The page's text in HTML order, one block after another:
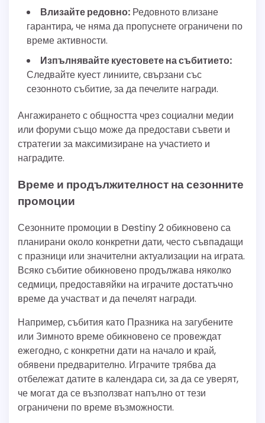
Влизайте редовно: Редовното влизане
гарантира, че няма да пропуснете ограничени по
време активности.
Изпълнявайте куестовете на събитието:
Следвайте куест линиите, свързани със
сезонното събитие, за да печелите награди.
Ангажирането с общността чрез социални медии
или форуми също може да предостави съвети и
стратегии за максимизиране на участието и
наградите.
Време и продължителност на сезонните
промоции
Сезонните промоции в Destiny 2 обикновено са
планирани около конкретни дати, често съвпадащи
с празници или значителни актуализации на играта.
Всяко събитие обикновено продължава няколко
седмици, предоставяйки на играчите достатъчно
време да участват и да печелят награди.
Например, събития като Празника на загубените
или Зимното време обикновено се провеждат
ежегодно, с конкретни дати на начало и край,
обявени предварително. Играчите трябва да
отбележат датите в календара си, за да се уверят,
че могат да се възползват напълно от тези
ограничени по време възможности.